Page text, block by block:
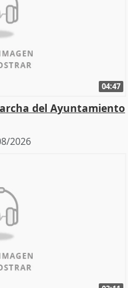
04:47
del Ayuntamiento
2026